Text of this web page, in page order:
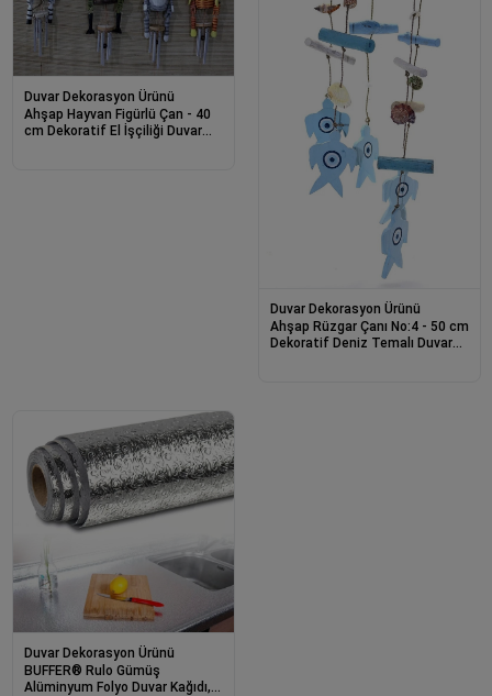
Duvar Dekorasyon Ürünü
Ahşap Hayvan Figürlü Çan - 40
cm Dekoratif El İşçiliği Duvar
Duvar Dekorasyon Ürünü
Ahşap Rüzgar Çanı No:4 - 50 cm
Dekoratif Deniz Temalı Duvar
Duvar Dekorasyon Ürünü
BUFFER® Rulo Gümüş
Alüminyum Folyo Duvar Kağıdı,